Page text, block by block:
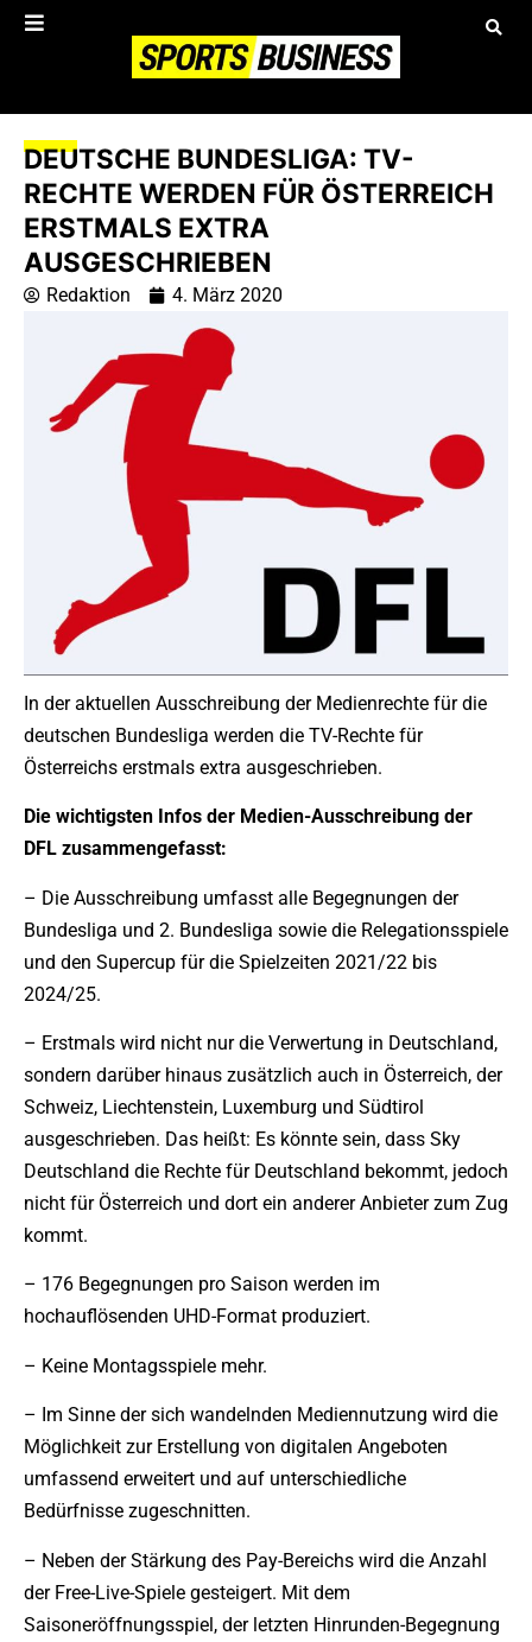
DEUTSCHE BUNDESLIGA: TV-
RECHTE WERDEN FÜR ÖSTERREICH
ERSTMALS EXTRA
AUSGESCHRIEBEN
Redaktion 4. März 2020
In der aktuellen Ausschreibung der Medienrechte für die
deutschen Bundesliga werden die TV-Rechte für
Österreichs erstmals extra ausgeschrieben.
Die wichtigsten Infos der Medien-Ausschreibung der
DFL zusammengefasst:
– Die Ausschreibung umfasst alle Begegnungen der
Bundesliga und 2. Bundesliga sowie die Relegationsspiele
und den Supercup für die Spielzeiten 2021/22 bis
2024/25.
– Erstmals wird nicht nur die Verwertung in Deutschland,
sondern darüber hinaus zusätzlich auch in Österreich, der
Schweiz, Liechtenstein, Luxemburg und Südtirol
ausgeschrieben. Das heißt: Es könnte sein, dass Sky
Deutschland die Rechte für Deutschland bekommt, jedoch
nicht für Österreich und dort ein anderer Anbieter zum Zug
kommt.
– 176 Begegnungen pro Saison werden im
hochauflösenden UHD-Format produziert.
– Keine Montagsspiele mehr.
– Im Sinne der sich wandelnden Mediennutzung wird die
Möglichkeit zur Erstellung von digitalen Angeboten
umfassend erweitert und auf unterschiedliche
Bedürfnisse zugeschnitten.
– Neben der Stärkung des Pay-Bereichs wird die Anzahl
der Free-Live-Spiele gesteigert. Mit dem
Saisoneröffnungsspiel, der letzten Hinrunden-Begegnung